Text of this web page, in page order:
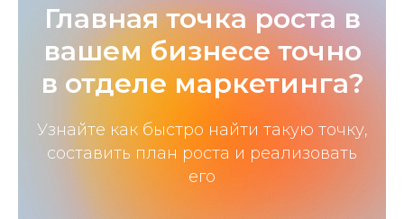
Главная точка роста в
вашем бизнесе точно
в отделе маркетинга?
Узнайте как быстро найти такую точку,
составить план роста и реализовать
его